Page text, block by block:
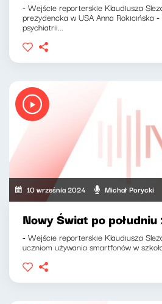
- Wejście reporterskie Klaudiusza
prezydencka w USA Anna Rokicińska
psychiatrii...
10 września 2024 Michał Porycki
Nowy Świat po
- Wejście reporterskie Klaudiusza
uczniom używania smartfonów w